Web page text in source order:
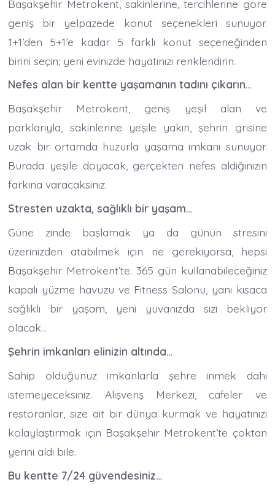
Başakşehir Metrokent, sakinlerine, tercihlerine göre
geniş bir yelpazede konut seçenekleri sunuyor.
1+1’den 5+1’e kadar 5 farklı konut seçeneğinden
birini seçin; yeni evinizde hayatınızı renklendirin.
Nefes alan bir kentte yaşamanın tadını çıkarın…
Başakşehir Metrokent, geniş yeşil alan ve
parklarıyla, sakinlerine yeşile yakın, şehrin grisine
uzak bir ortamda huzurla yaşama imkanı sunuyor.
Burada yeşile doyacak, gerçekten nefes aldığınızın
farkına varacaksınız.
Stresten uzakta, sağlıklı bir yaşam…
Güne zinde başlamak ya da günün stresini
üzerinizden atabilmek için ne gerekiyorsa, hepsi
Başakşehir Metrokent’te. 365 gün kullanabileceğiniz
kapalı yüzme havuzu ve Fitness Salonu, yani kısaca
sağlıklı bir yaşam, yeni yuvanızda sizi bekliyor
olacak…
Şehrin imkanları elinizin altında…
Sahip olduğunuz imkanlarla şehre inmek dahi
istemeyeceksiniz. Alışveriş Merkezi, cafeler ve
restoranlar, size ait bir dünya kurmak ve hayatınızı
kolaylaştırmak için Başakşehir Metrokent’te çoktan
yerini aldı bile.
Bu kentte 7/24 güvendesiniz…